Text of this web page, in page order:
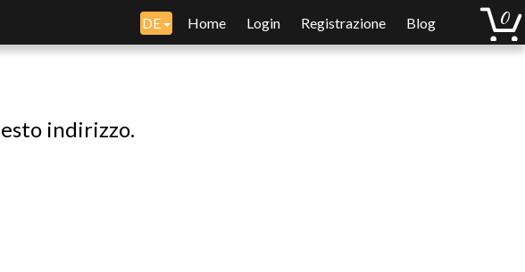
DE Home Login Registrazione Blog
indirizzo.